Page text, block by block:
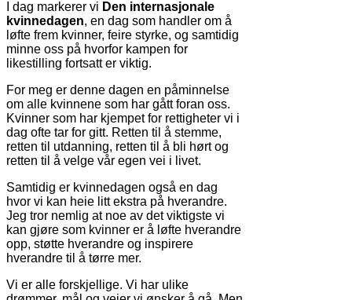
I dag markerer vi Den internasjonale
kvinnedagen, en dag som handler om å
løfte frem kvinner, feire styrke, og samtidig
minne oss på hvorfor kampen for
likestilling fortsatt er viktig.
For meg er denne dagen en påminnelse
om alle kvinnene som har gått foran oss.
Kvinner som har kjempet for rettigheter vi i
dag ofte tar for gitt. Retten til å stemme,
retten til utdanning, retten til å bli hørt og
retten til å velge vår egen vei i livet.
Samtidig er kvinnedagen også en dag
hvor vi kan heie litt ekstra på hverandre.
Jeg tror nemlig at noe av det viktigste vi
kan gjøre som kvinner er å løfte hverandre
opp, støtte hverandre og inspirere
hverandre til å tørre mer.
Vi er alle forskjellige. Vi har ulike